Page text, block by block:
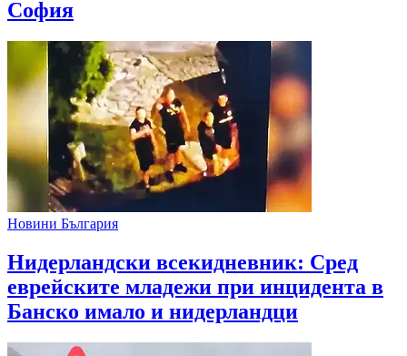
София
Новини България
Нидерландски всекидневник: Сред
еврейските младежи при инцидента в
Банско имало и нидерландци